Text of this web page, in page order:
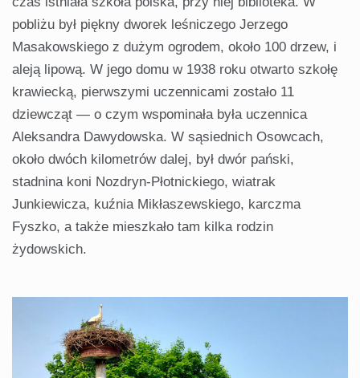
pobliżu był piękny dworek leśniczego Jerzego
Masakowskiego z dużym ogrodem, około 100 drzew, i
aleją lipową. W jego domu w 1938 roku otwarto szkołę
krawiecką, pierwszymi uczennicami zostało 11
dziewcząt — o czym wspominała była uczennica
Aleksandra Dawydowska. W sąsiednich Osowcach,
około dwóch kilometrów dalej, był dwór pański,
stadnina koni Nozdryn-Płotnickiego, wiatrak
Junkiewicza, kuźnia Mikłaszewskiego, karczma
Fyszko, a także mieszkało tam kilka rodzin
żydowskich.